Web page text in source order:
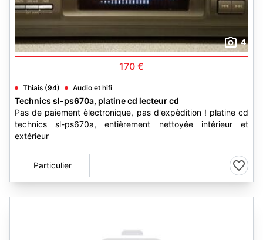
4
170 €
Thiais (94) Audio et hifi
Technics sl-ps670a, platine cd lecteur cd
Pas de paiement èlectronique, pas d'expèdition ! platine cd
technics sl-ps670a, entièrement nettoyée intérieur et
extérieur
Particulier